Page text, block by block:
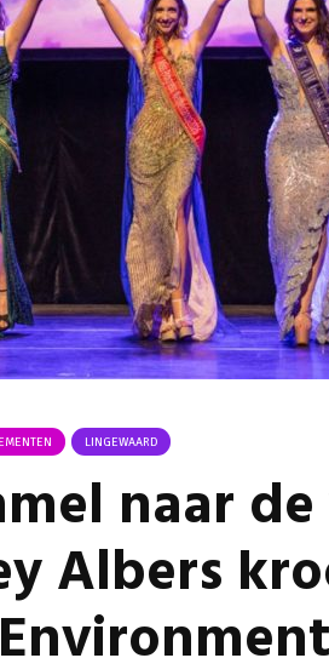
LINGEWAARD
naar
Albers
Omgeving
Doctor
Bemmel wordt
30 juli 2026
Buurt klaar
noodsituaties:
gemeente
subsidies uit
28 juli 2026